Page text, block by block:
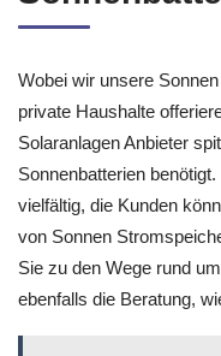
Wobei wir unsere
private Haushalte
Solaranlagen Anbieter
Sonnenbatterien
vielfältig, die Kunden
von Sonnen
Sie zu den Wege rund
ebenfalls die Beratung,